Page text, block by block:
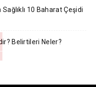
Sağlıklı 10 Baharat Çeşidi
Belirtileri Neler?